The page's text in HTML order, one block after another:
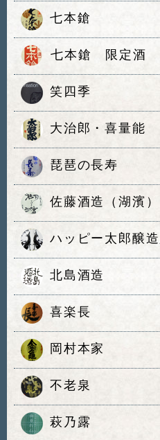
七本鎗
七本鎗 限定酒
笑四季
大治郎・喜量能
琵琶の長寿
佐藤酒造（湖濱）
ハッピー太郎醸
北島酒造
喜楽長
岡村本家
不老泉
萩乃露